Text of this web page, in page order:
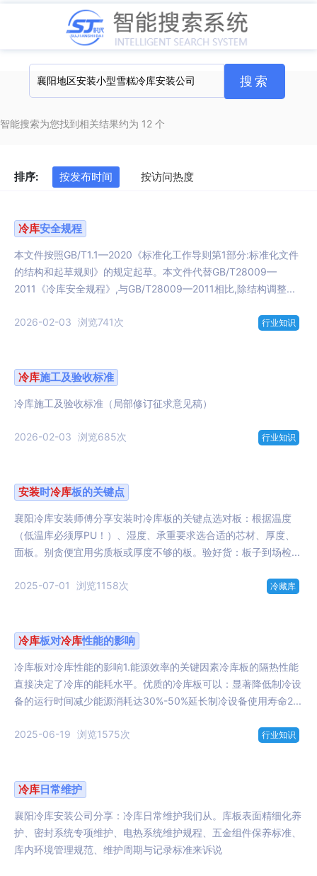
智能搜索为您找到相关结果约为 12 个
排序: 按发布时间 按访问热度
冷库安全规程
本文件按照GB/T1.1—2020《标准化工作导则第1部分:标准化文件
的结构和起草规则》的规定起草。本文件代替GB/T28009—
2011《冷库安全规程》,与GB/T28009—2011相比,除结构调整...
2026-02-03 浏览741次 行业知识
冷库施工及验收标准
冷库施工及验收标准（局部修订征求意见稿）
2026-02-03 浏览685次 行业知识
安装时冷库板的关键点
襄阳冷库安装师傅分享安装时冷库板的关键点选对板：根据温度
（低温库必须厚PU！）、湿度、承重要求选合适的芯材、厚度、
面板。别贪便宜用劣质板或厚度不够的板。验好货：板子到场检...
2025-07-01 浏览1158次 冷藏库
冷库板对冷库性能的影响
冷库板对冷库性能的影响1.能源效率的关键因素冷库板的隔热性能
直接决定了冷库的能耗水平。优质的冷库板可以：显著降低制冷设
备的运行时间减少能源消耗达30%-50%延长制冷设备使用寿命2...
2025-06-19 浏览1575次 行业知识
冷库日常维护
襄阳冷库安装公司分享：冷库日常维护我们从。库板表面精细化养
护、密封系统专项维护、电热系统维护规程、五金组件保养标准、
库内环境管理规范、维护周期与记录标准来诉说